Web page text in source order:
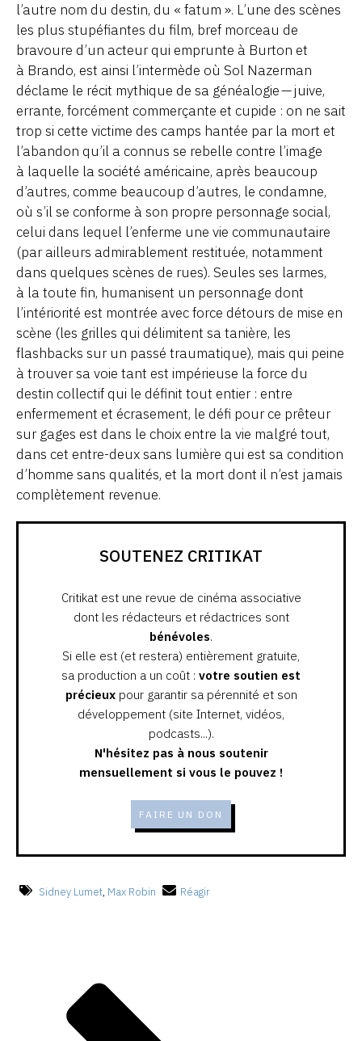
l’autre nom du destin, du « fatum ». L’une des scènes
les plus stupéfiantes du film, bref morceau de
bravoure d’un acteur qui emprunte à Burton et
à Brando, est ainsi l’intermède où Sol Nazerman
déclame le récit mythique de sa généalogie — juive,
errante, forcément commerçante et cupide : on ne sait
trop si cette victime des camps hantée par la mort et
l’abandon qu’il a connus se rebelle contre l’image
à laquelle la société américaine, après beaucoup
d’autres, comme beaucoup d’autres, le condamne,
où s’il se conforme à son propre personnage social,
celui dans lequel l’enferme une vie communautaire
(par ailleurs admirablement restituée, notamment
dans quelques scènes de rues). Seules ses larmes,
à la toute fin, humanisent un personnage dont
l’intériorité est montrée avec force détours de mise en
scène (les grilles qui délimitent sa tanière, les
flashbacks sur un passé traumatique), mais qui peine
à trouver sa voie tant est impérieuse la force du
destin collectif qui le définit tout entier : entre
enfermement et écrasement, le défi pour ce prêteur
sur gages est dans le choix entre la vie malgré tout,
dans cet entre-deux sans lumière qui est sa condition
d’homme sans qualités, et la mort dont il n’est jamais
complètement revenue.
SOUTENEZ CRITIKAT
Critikat est une revue de cinéma associative
dont les rédacteurs et rédactrices sont
bénévoles.
Si elle est (et restera) entièrement gratuite,
sa production a un coût : votre soutien est
précieuxpour garantir sa pérennité et son
développement (site Internet, vidéos,
podcasts...).
N'hésitez pas à nous soutenir
mensuellement si vous le pouvez !
FAIRE UN DON
Sidney Lumet, Max Robin Réagir